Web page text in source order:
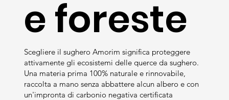
e foreste
Scegliere il sughero Amorim significa proteggere
attivamente gli ecosistemi delle querce da sughero.
Una materia prima 100% naturale e rinnovabile,
raccolta a mano senza abbattere alcun albero e con
un'impronta di carbonio negativa certificata